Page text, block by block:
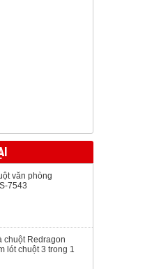
văn phòng
7543
chuột Redragon
lót chuột 3 trong 1